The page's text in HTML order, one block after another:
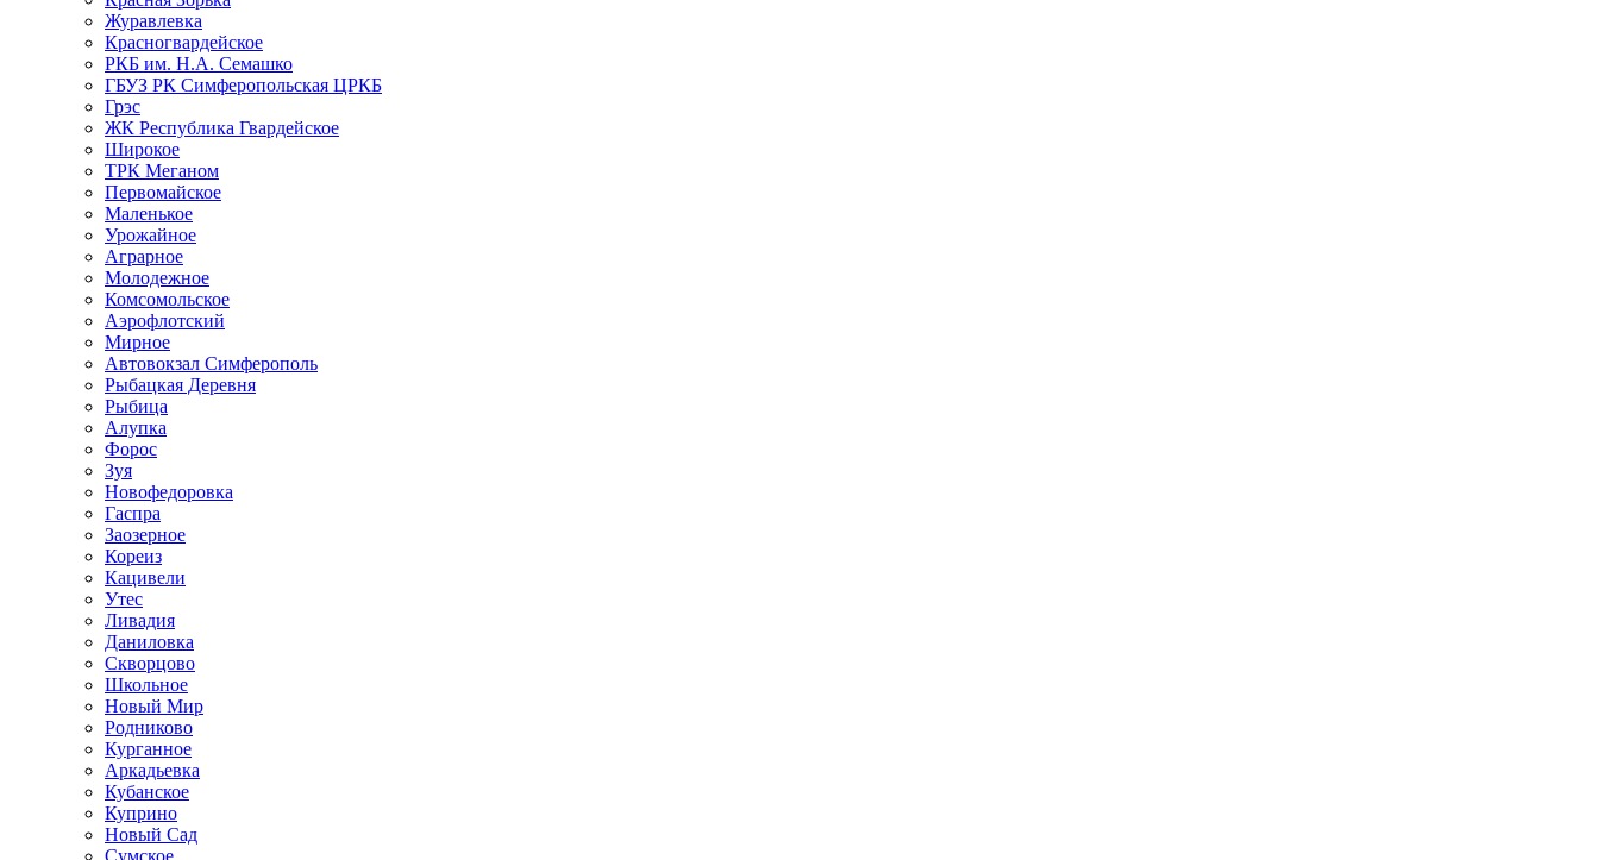
Журавлевка
Красногвардейское
РКБ им. Н.А. Семашко
ГБУЗ РК Симферопольская ЦРКБ
Грэс
ЖК Республика Гвардейское
Широкое
ТРК Меганом
Первомайское
Маленькое
Урожайное
Аграрное
Молодежное
Комсомольское
Аэрофлотский
Мирное
Автовокзал Симферополь
Рыбацкая Деревня
Рыбица
Алупка
Форос
Зуя
Новофедоровка
Гаспра
Заозерное
Кореиз
Кацивели
Утес
Ливадия
Даниловка
Скворцово
Школьное
Новый Мир
Родниково
Курганное
Аркадьевка
Кубанское
Куприно
Новый Сад
Сумское